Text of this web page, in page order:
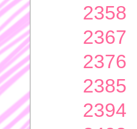
2358
2367
2376
2385
2394